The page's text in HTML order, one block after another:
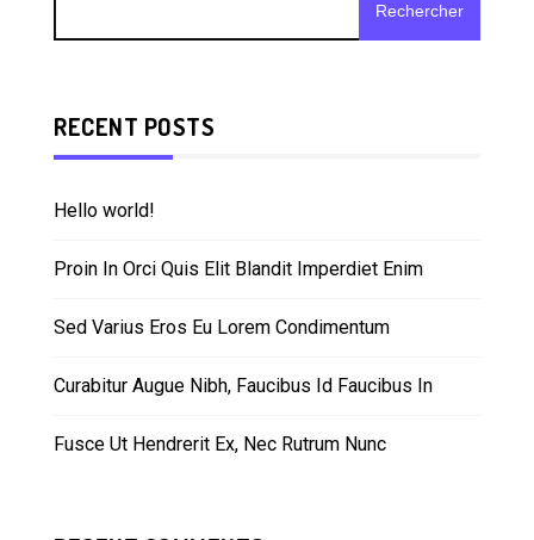
Rechercher
RECENT POSTS
Hello world!
Proin In Orci Quis Elit Blandit Imperdiet Enim
Sed Varius Eros Eu Lorem Condimentum
Curabitur Augue Nibh, Faucibus Id Faucibus In
Fusce Ut Hendrerit Ex, Nec Rutrum Nunc